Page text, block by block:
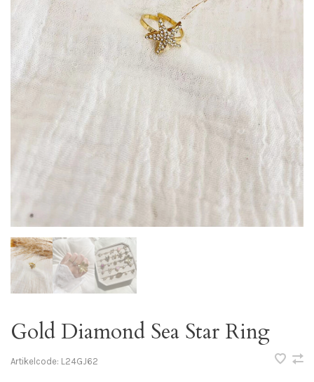
Gold Diamond Sea Star Ring
Artikelcode: L24GJ62